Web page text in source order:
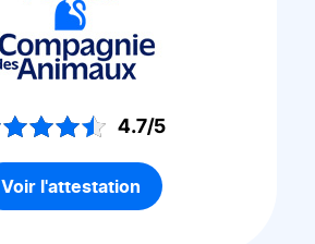
4.7/5
Voir l'attestation